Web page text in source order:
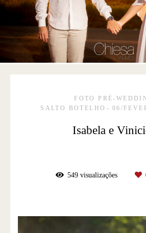
FOTO PRÉ-
SALTO BOTELHO
06/
Isabela e
549visualizações